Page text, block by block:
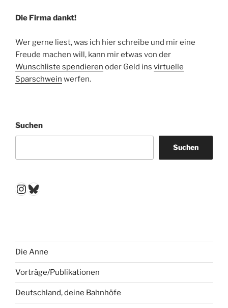
Die Firma dankt!
Wer gerne liest, was ich hier schreibe und mir eine
Freude machen will, kann mir etwas von der
Wunschliste spendieren oder Geld ins virtuelle
Sparschwein werfen.
Suchen
Suchen
Instagram
Bluesky
Die Anne
Vorträge/Publikationen
Deutschland, deine Bahnhöfe